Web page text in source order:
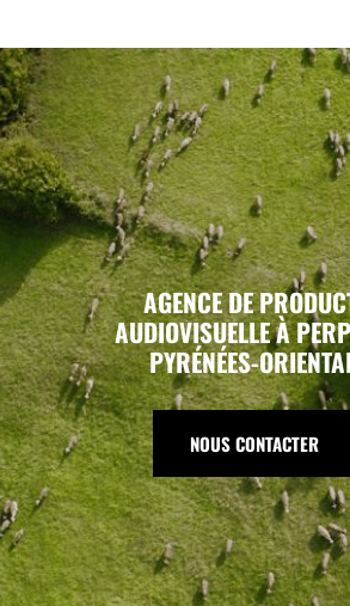
AGENCE DE
AUDIOVISUELLE À
PYRÉNÉES-
NOUS CONTACTER